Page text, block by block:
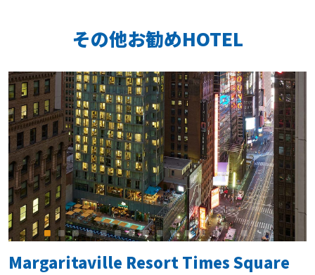
その他お勧めHOTEL
Margaritaville Resort Times Square